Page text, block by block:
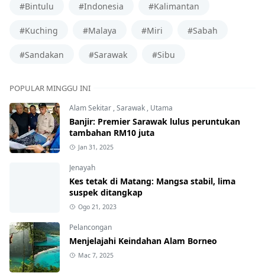
#Bintulu #Indonesia #Kalimantan
#Kuching #Malaya #Miri #Sabah
#Sandakan #Sarawak #Sibu
POPULAR MINGGU INI
Alam Sekitar ,Sarawak , Utama
Banjir: Premier Sarawak lulus peruntukan
tambahan RM10 juta
Jan 31, 2025
Jenayah
Kes tetak di Matang: Mangsa stabil, lima
suspek ditangkap
Ogo 21, 2023
Pelancongan
Menjelajahi Keindahan Alam Borneo
Mac 7, 2025